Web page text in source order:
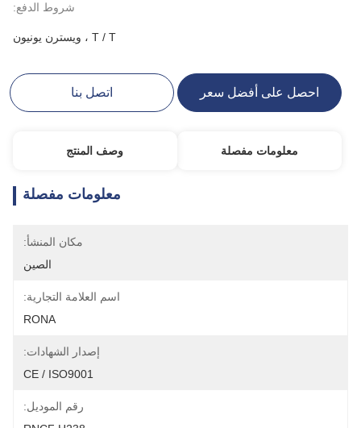
شروط الدفع:
T / T ، ويسترن يونيون
احصل على أفضل سعر اتصل بنا
معلومات مفصلة وصف المنتج
معلومات مفصلة
مكان المنشأ:
الصين
اسم العلامة التجارية:
RONA
إصدار الشهادات:
CE / ISO9001
رقم الموديل: